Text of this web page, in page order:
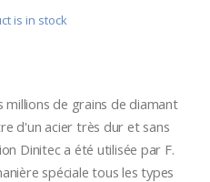
is in stock
millions de grains de diamant
d'un acier très dur et sans
Dinitec a été utilisée par F.
spéciale tous les types